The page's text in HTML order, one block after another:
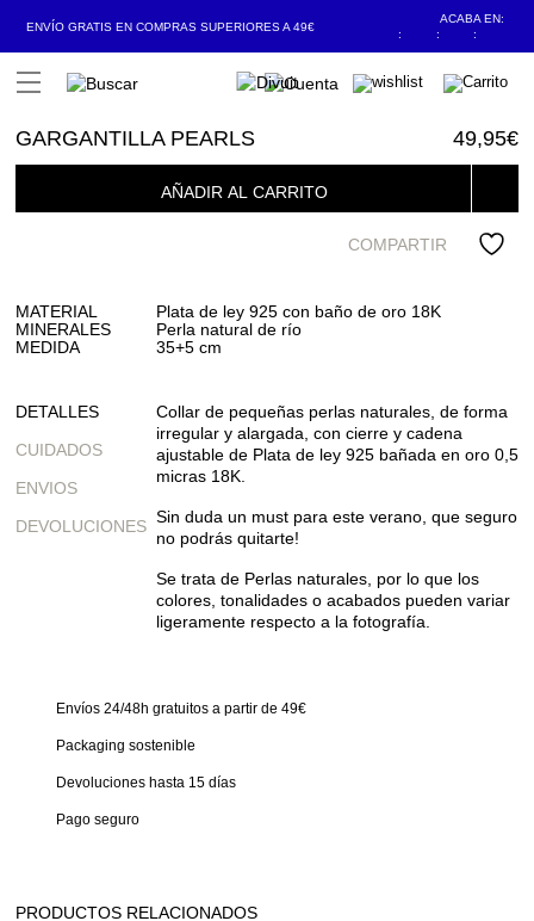
ENVÍO GRATIS EN COMPRAS SUPERIORES A 49€
ACABA EN:
:
: :
Open Menu
GARGANTILLA PEARLS 49,95€
AÑADIR AL CARRITO
MATERIAL
Plata de ley 925 con baño de oro 18K
MINERALES
Perla natural de río
MEDIDA
35+5 cm
COMPARTIR
DETALLES
CUIDADOS
ENVIOS
DEVOLUCIONES
Collar de pequeñas perlas naturales, de forma
irregular y alargada, con cierre y cadena
ajustable de Plata de ley 925 bañada en oro 0,5
micras 18K.
Sin duda un must para este verano, que seguro
no podrás quitarte!
Se trata de Perlas naturales, por lo que los
colores, tonalidades o acabados pueden variar
ligeramente respecto a la fotografía.
Envíos 24/48h gratuitos a partir de 49€
Packaging sostenible
Devoluciones hasta 15 días
Pago seguro
PRODUCTOS RELACIONADOS